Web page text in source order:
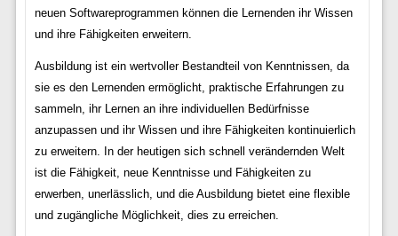
neuen Softwareprogrammen können die Lernenden ihr Wissen
und ihre Fähigkeiten erweitern.
Ausbildung ist ein wertvoller Bestandteil von Kenntnissen, da
sie es den Lernenden ermöglicht, praktische Erfahrungen zu
sammeln, ihr Lernen an ihre individuellen Bedürfnisse
anzupassen und ihr Wissen und ihre Fähigkeiten kontinuierlich
zu erweitern. In der heutigen sich schnell verändernden Welt
ist die Fähigkeit, neue Kenntnisse und Fähigkeiten zu
erwerben, unerlässlich, und die Ausbildung bietet eine flexible
und zugängliche Möglichkeit, dies zu erreichen.